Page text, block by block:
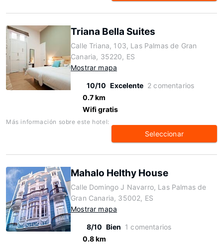
Triana Bella Suites
Calle Triana, 103, Las Palmas de Gran
Canaria, 35220, ES
Mostrar mapa
10/10 Excelente 2 comentarios
0.7 km
Wifi gratis
Más información sobre este hotel:
Seleccionar
Mahalo Helthy House
Calle Domingo J Navarro, Las Palmas de
Gran Canaria, 35002, ES
Mostrar mapa
8/10 Bien 1 comentarios
0.8 km